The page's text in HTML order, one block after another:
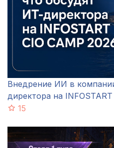
Внедрение ИИ в
директора на
15